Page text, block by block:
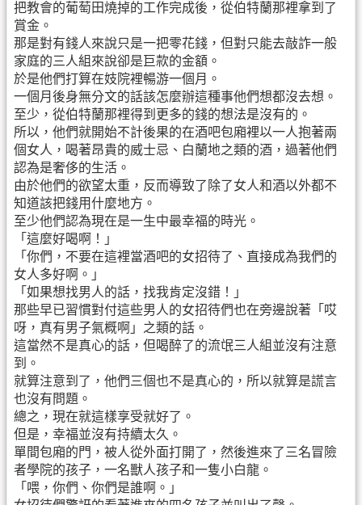
把教會的葡萄田燒掉的工作完成後，從伯特蘭那裡拿到了
賞金。
那是對有錢人來說只是一把零花錢，但對只能去敲詐一般
家庭的三人組來說卻是巨款的金額。
於是他們打算在妓院裡暢游一個月。
一個月後身無分文的話該怎麼辦這種事他們想都沒去想。
至少，從伯特蘭那裡得到更多的錢的想法是沒有的。
所以，他們就開始不計後果的在酒吧包廂裡以一人抱著兩
個女人，喝著昂貴的威士忌、白蘭地之類的酒，過著他們
認為是奢侈的生活。
由於他們的欲望太重，反而導致了除了女人和酒以外都不
知道該把錢用什麼地方。
至少他們認為現在是一生中最幸福的時光。
「這麼好喝啊！」
「你們，不要在這裡當酒吧的女招待了、直接成為我們的
女人多好啊。」
「如果想找男人的話，找我肯定沒錯！」
那些早已習慣對付這些男人的女招待們也在旁邊說著「哎
呀，真有男子氣概啊」之類的話。
這當然不是真心的話，但喝醉了的流氓三人組並沒有注意
到。
就算注意到了，他們三個也不是真心的，所以就算是謊言
也沒有問題。
總之，現在就這樣享受就好了。
但是，幸福並沒有持續太久。
單間包廂的門，被人從外面打開了，然後進來了三名冒險
者學院的孩子，一名獸人孩子和一隻小白龍。
「喂，你們、你們是誰啊。」